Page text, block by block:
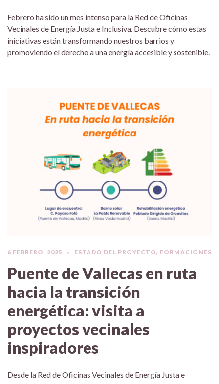
Febrero ha sido un mes intenso para la Red de Oficinas
Vecinales de Energía Justa e Inclusiva. Descubre cómo estas
iniciativas están transformando nuestros barrios y
promoviendo el derecho a una energía accesible y sostenible.
6 FEBRERO, 2025 ESTADO DEL PROYECTO, FORMACIONES
Puente de Vallecas en ruta
hacia la transición
energética: visita a
proyectos vecinales
inspiradores
Desde la Red de Oficinas Vecinales de Energía Justa e